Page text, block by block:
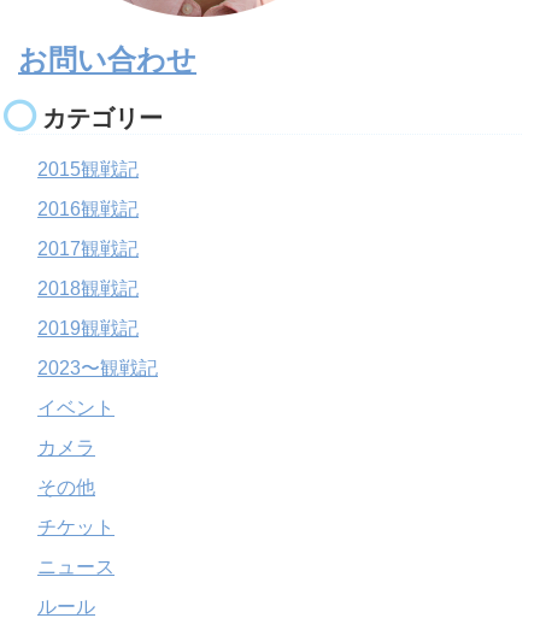
お問い合わせ
カテゴリー
2015観戦記
2016観戦記
2017観戦記
2018観戦記
2019観戦記
2023〜観戦記
イベント
カメラ
その他
チケット
ニュース
ルール